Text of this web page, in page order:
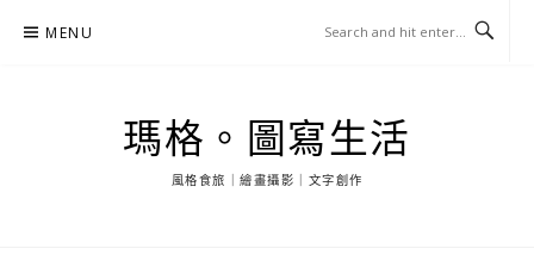
MENU
瑪格。圖寫生活
風格食旅｜繪畫攝影｜文字創作